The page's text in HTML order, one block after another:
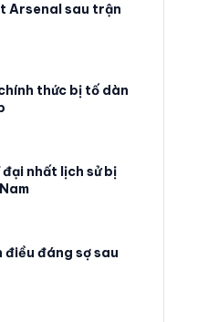
Arsenal sau trận
thức bị tố dàn
đại nhất lịch sử bị
điều đáng sợ sau